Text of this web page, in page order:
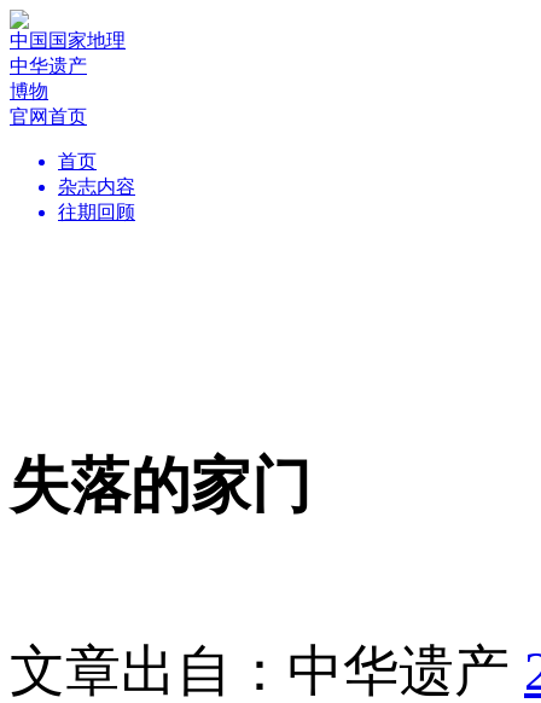
中国国家地理
中华遗产
博物
官网首页
首页
杂志内容
往期回顾
失落的家门
文章出自：中华遗产